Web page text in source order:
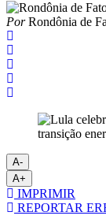
PorRondônia de
A-
A+
IMPRIMIR
REPORTAR